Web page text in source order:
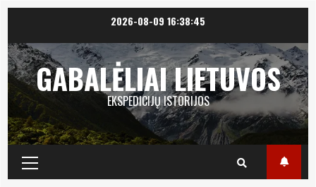
content
2026-08-09 16:38:46
GABALĖLIAI LIETUVOS
EKSPEDICIJŲ ISTORIJOS
Primary
Menu